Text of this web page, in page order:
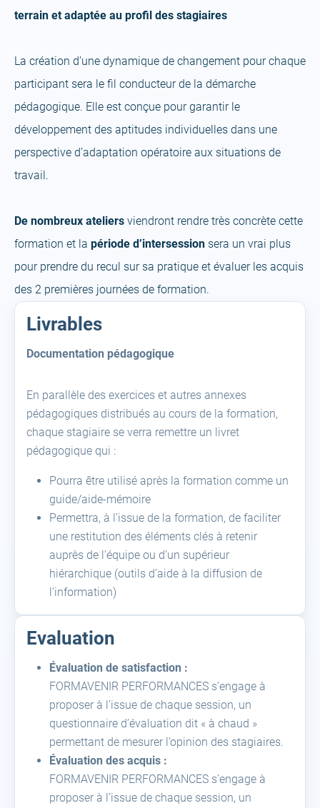
terrain et adaptée au profil des stagiaires
La création d’une dynamique de changement pour chaque
participant sera le fil conducteur de la démarche
pédagogique. Elle est conçue pour garantir le
développement des aptitudes individuelles dans une
perspective d’adaptation opératoire aux situations de
travail.
De nombreux ateliers viendront rendre très concrète cette
formation et la période d’intersession sera un vrai plus
pour prendre du recul sur sa pratique et évaluer les acquis
des 2 premières journées de formation.
Livrables
Documentation pédagogique
En parallèle des exercices et autres annexes
pédagogiques distribués au cours de la formation,
chaque stagiaire se verra remettre un livret
pédagogique qui :
Pourra être utilisé après la formation comme un
guide/aide-mémoire
Permettra, à l’issue de la formation, de faciliter
une restitution des éléments clés à retenir
auprès de l’équipe ou d’un supérieur
hiérarchique (outils d’aide à la diffusion de
l’information)
Evaluation
Évaluation de satisfaction :
FORMAVENIR PERFORMANCES s’engage à
proposer à l’issue de chaque session, un
questionnaire d’évaluation dit « à chaud »
permettant de mesurer l’opinion des stagiaires.
Évaluation des acquis :
FORMAVENIR PERFORMANCES s’engage à
proposer à l’issue de chaque session, un